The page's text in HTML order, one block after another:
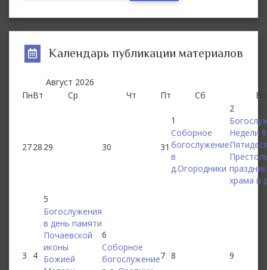
Календарь публикации материалов
Август 2026
ПнВт Ср Чт Пт Сб Вс
2728 29 30 31
1
Соборное
богослужение
в
д.Огородники
2
Недели
праздник
храма в
3 4
5
Богослужения
в день памяти
Почаевской
иконы
Божией
6
Соборное
богослужение7 8 9